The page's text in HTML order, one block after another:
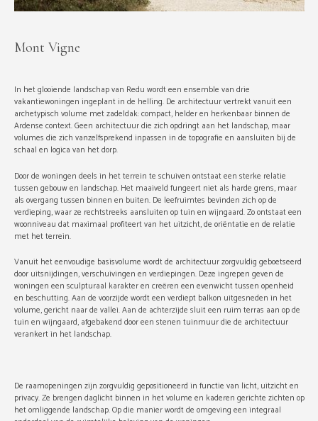
Mont Vigne
In het glooiende landschap van Redu wordt een ensemble van drie
vakantiewoningen ingeplant in de helling. De architectuur vertrekt vanuit een
archetypisch volume met zadeldak: compact, helder en herkenbaar binnen de
Ardense context. Geen architectuur die zich opdringt aan het landschap, maar
volumes die zich vanzelfsprekend inpassen in de topografie en aansluiten bij de
schaal en logica van het dorp.
Door de woningen deels in het terrein te schuiven ontstaat een sterke relatie
tussen gebouw en landschap. Het maaiveld fungeert niet als harde grens, maar
als overgang tussen binnen en buiten. De leefruimtes bevinden zich op de
verdieping, waar ze rechtstreeks aansluiten op tuin en wijngaard. Zo ontstaat een
woonniveau dat maximaal profiteert van het uitzicht, de oriëntatie en de relatie
met het terrein.
Vanuit het eenvoudige basisvolume wordt de architectuur zorgvuldig geboetseerd
door uitsnijdingen, verschuivingen en verdiepingen. Deze ingrepen geven de
woningen een sculpturaal karakter en creëren een evenwicht tussen openheid
en beschutting. Aan de voorzijde wordt een verdiept balkon uitgesneden in het
volume, gericht naar de vallei. Aan de achterzijde sluit een ruim terras aan op de
tuin en wijngaard, afgebakend door een stenen tuinmuur die de architectuur
verankert in het landschap.
De raamopeningen zijn zorgvuldig gepositioneerd in functie van licht, uitzicht en
privacy. Ze brengen daglicht binnen in het volume en kaderen gerichte zichten op
het omliggende landschap. Op die manier wordt de omgeving een integraal